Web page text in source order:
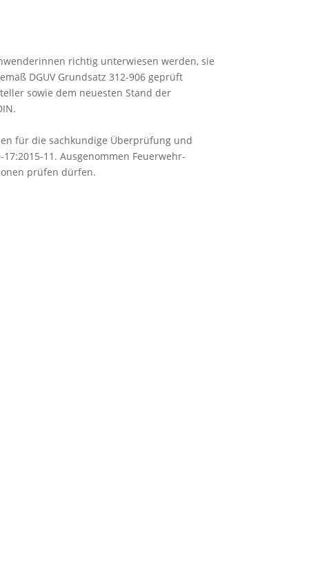
richtig unterwiesen werden, sie
DGUV Grundsatz 312-906 geprüft
sowie dem neuesten Stand der
für die sachkundige Überprüfung und
11. Ausgenommen Feuerwehr-
prüfen dürfen.